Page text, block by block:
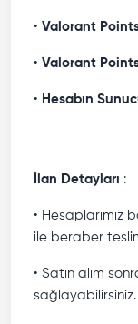
• Valorant
• Valorant Points
• Hesabın
İlan Detayları :
• Hesaplarımız
ile beraber
• Satın alım
sağlayabilirsiniz.